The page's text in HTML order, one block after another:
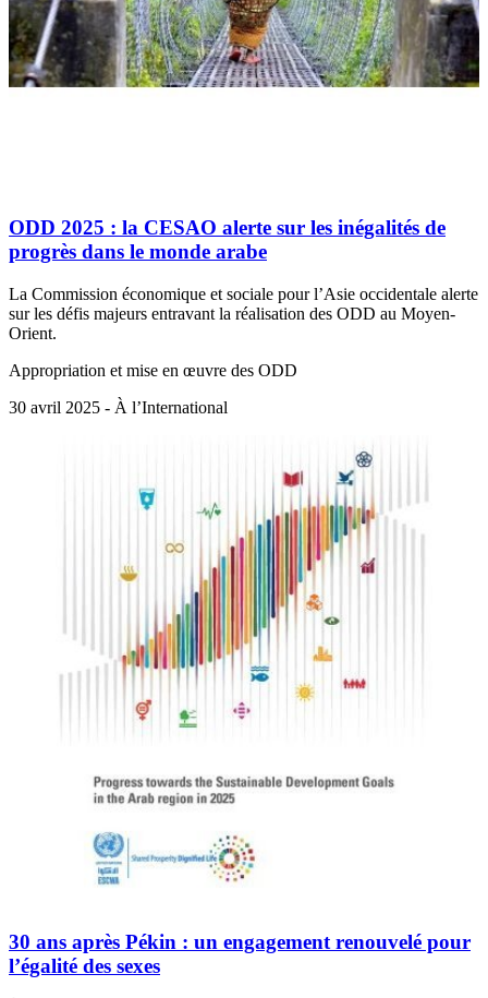
ODD 2025 : la CESAO alerte sur les inégalités de
progrès dans le monde arabe
La Commission économique et sociale pour l’Asie occidentale alerte
sur les défis majeurs entravant la réalisation des ODD au Moyen-
Orient​.
Appropriation et mise en œuvre des ODD
30 avril 2025 - À l’International
30 ans après Pékin : un engagement renouvelé pour
l’égalité des sexes